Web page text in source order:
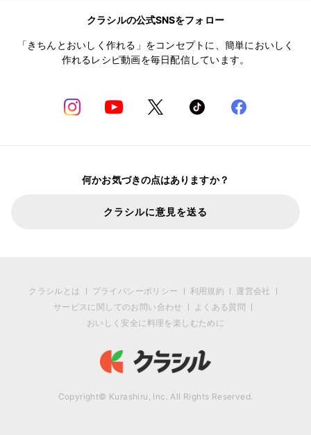
クラシルの公式SNSをフォロー
「きちんとおいしく作れる」をコンセプトに、簡単においしく
作れるレシピ動画を毎日配信しています。
何かお気づきの点はありますか？
クラシルに意見を送る
クラシルとは プライバシーポリシー 利用規約
運営会社
サービスに関してのお問い合わせ
よくある質問
おいしく安全に料理を楽しむために
Copyright© Kurashiru, Inc. All Rights Reserved.